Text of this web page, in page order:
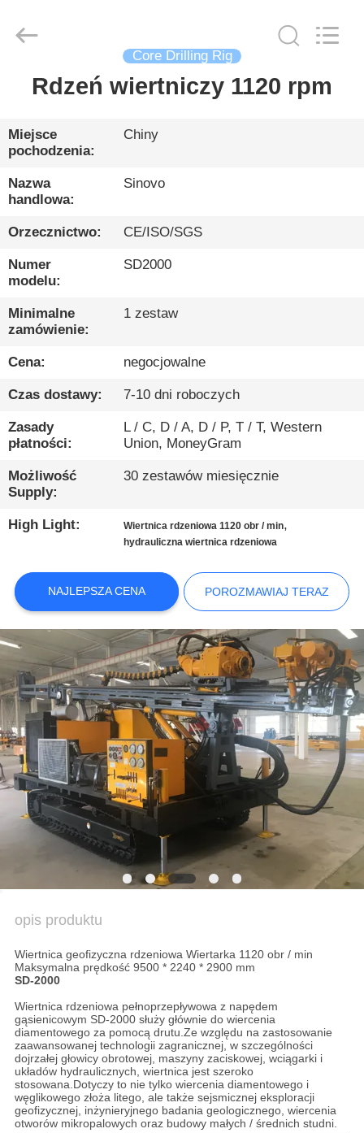
DOM
PRODUKTY
POKAZ
O
NAS
PO
FABRYCE
KONTROLA
JAKOŚCI
SKONTAKTUJ
NAMI
POROZMAWIAJ
TERAZ
COMPANY
NEWS
SITEMAP
POLITYKA
PRYWATNOŚCI
Heavy
Industry
Reserved.
Core Drilling Rig
Rdzeń wiertniczy 1120 rpm
Miejsce
pochodzenia:
Chiny
Nazwa
handlowa:
Sinovo
Orzecznictwo: CE/ISO/SGS
Numer
modelu:
SD2000
Minimalne
zamówienie:
1 zestaw
Cena: negocjowalne
Czas dostawy: 7-10 dni roboczych
Zasady
płatności:
L / C, D / A, D / P, T / T, Western
Union, MoneyGram
Możliwość
Supply:
30 zestawów miesięcznie
High Light: Wiertnica rdzeniowa 1120 obr / min,
hydrauliczna wiertnica rdzeniowa
NAJLEPSZA CENA POROZMAWIAJ TERAZ
opis produktu
Wiertnica geofizyczna rdzeniowa Wiertarka 1120 obr / min
Maksymalna prędkość 9500 * 2240 * 2900 mm
SD-2000
Wiertnica rdzeniowa pełnoprzepływowa z napędem
gąsienicowym SD-2000 służy głównie do wiercenia
diamentowego za pomocą drutu.Ze względu na zastosowanie
zaawansowanej technologii zagranicznej, w szczególności
dojrzałej głowicy obrotowej, maszyny zaciskowej, wciągarki i
układów hydraulicznych, wiertnica jest szeroko
stosowana.Dotyczy to nie tylko wiercenia diamentowego i
węglikowego złoża litego, ale także sejsmicznej eksploracji
geofizycznej, inżynieryjnego badania geologicznego, wiercenia
otworów mikropalowych oraz budowy małych / średnich studni.